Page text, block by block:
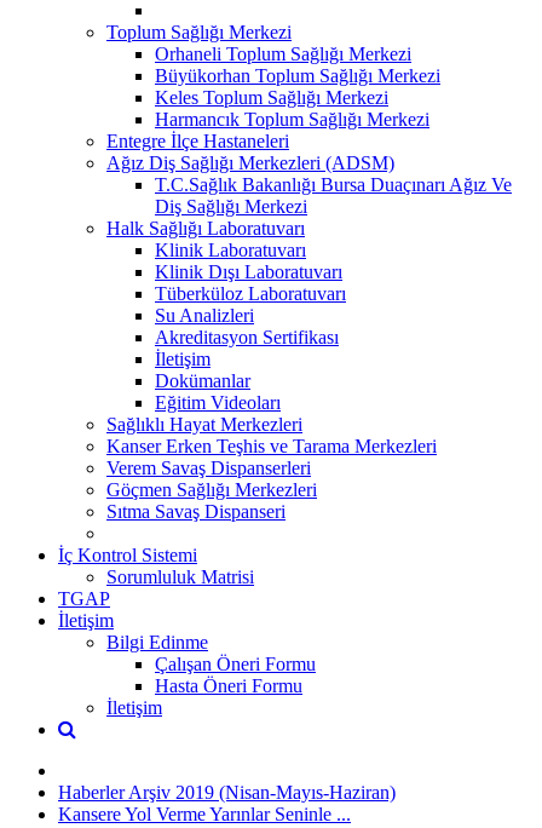
Toplum Sağlığı Merkezi
Orhaneli Toplum Sağlığı Merkezi
Büyükorhan Toplum Sağlığı Merkezi
Keles Toplum Sağlığı Merkezi
Harmancık Toplum Sağlığı Merkezi
Entegre İlçe Hastaneleri
Ağız Diş Sağlığı Merkezleri (ADSM)
T.C.Sağlık Bakanlığı Bursa Duaçınarı Ağız Ve
Diş Sağlığı Merkezi
Halk Sağlığı Laboratuvarı
Klinik Laboratuvarı
Klinik Dışı Laboratuvarı
Tüberküloz Laboratuvarı
Su Analizleri
Akreditasyon Sertifikası
İletişim
Dokümanlar
Eğitim Videoları
Sağlıklı Hayat Merkezleri
Kanser Erken Teşhis ve Tarama Merkezleri
Verem Savaş Dispanserleri
Göçmen Sağlığı Merkezleri
Sıtma Savaş Dispanseri
İç Kontrol Sistemi
Sorumluluk Matrisi
TGAP
İletişim
Bilgi Edinme
Çalışan Öneri Formu
Hasta Öneri Formu
İletişim
Haberler Arşiv 2019 (Nisan-Mayıs-Haziran)
Kansere Yol Verme Yarınlar Seninle ...